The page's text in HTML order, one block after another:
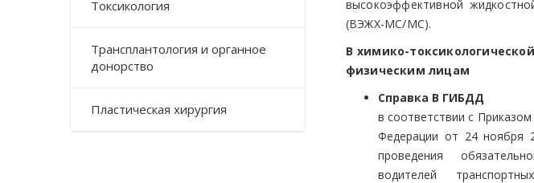
Токсикология
Трансплантология и органное
донорство
Пластическая хирургия
высокоэффективной
(ВЭЖХ-МС/МС).
В химико-
физическим лицам
Справка В ГИБДД
в соответствии с
Федерации от 24 ноября
проведения
водителей